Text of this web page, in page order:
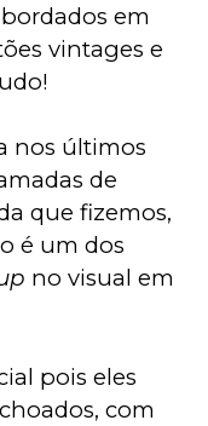
em
vintages e
nos últimos
de
que fizemos,
é um dos
no visual em
pois eles
com